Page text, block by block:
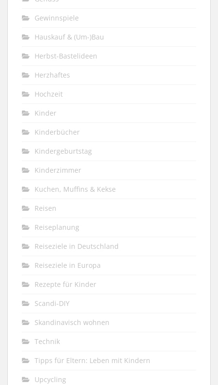
Gewinnspiele
Hauskauf & (Um-)Bau
Herbst-Bastelideen
Herzhaftes
Hochzeit
Kinder
Kinderbücher
Kindergeburtstag
Kinderzimmer
Kuchen, Muffins & Kekse
Reisen
Reiseplanung
Reiseziele in Deutschland
Reiseziele in Europa
Rezepte für Kinder
Scandi-DIY
Skandinavisch wohnen
Technik
Tipps für Eltern: Leben mit Kindern
Upcycling